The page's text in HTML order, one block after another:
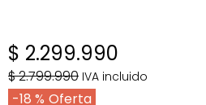
$ 2.299.990
$2.799.990 IVA incluido
18 %